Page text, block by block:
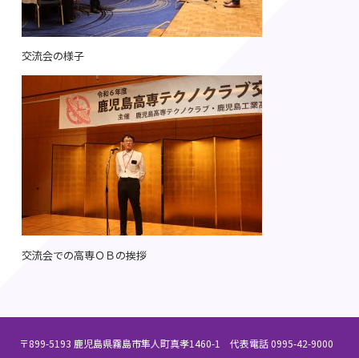
交流会の様子
交流会での高専ＯＢの挨拶
〒899-5193 鹿児島県霧島市隼人町真孝1460-1 代表電話 0995-42-9000